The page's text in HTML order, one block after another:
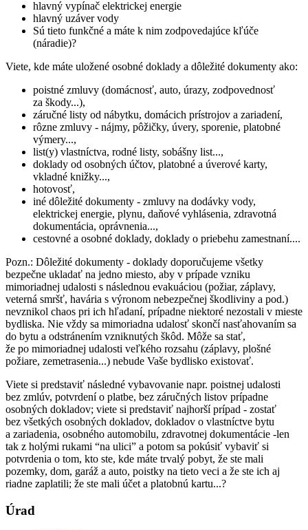
hlavný vypínač elektrickej energie
hlavný uzáver vody
Sú tieto funkčné a máte k nim zodpovedajúce kľúče
(náradie)?
Viete, kde máte uložené osobné doklady a dôležité dokumenty ako:
poistné zmluvy (domácnosť, auto, úrazy, zodpovednosť
za škody...),
záručné listy od nábytku, domácich prístrojov a zariadení,
rôzne zmluvy - nájmy, pôžičky, úvery, sporenie, platobné
výmery...,
list(y) vlastníctva, rodné listy, sobášny list...,
doklady od osobných účtov, platobné a úverové karty,
vkladné knižky...,
hotovosť,
iné dôležité dokumenty - zmluvy na dodávky vody,
elektrickej energie, plynu, daňové vyhlásenia, zdravotná
dokumentácia, oprávnenia...,
cestovné a osobné doklady, doklady o priebehu zamestnaní....
Pozn.: Dôležité dokumenty - doklady doporučujeme všetky
bezpečne ukladať na jedno miesto, aby v prípade vzniku
mimoriadnej udalosti s následnou evakuáciou (požiar, záplavy,
veterná smršť, havária s výronom nebezpečnej škodliviny a pod.)
nevznikol chaos pri ich hľadaní, prípadne niektoré nezostali v mieste
bydliska. Nie vždy sa mimoriadna udalosť skončí nasťahovaním sa
do bytu a odstránením vzniknutých škôd. Môže sa stať,
že po mimoriadnej udalosti veľkého rozsahu (záplavy, plošné
požiare, zemetrasenia...) nebude Vaše bydlisko existovať.
Viete si predstaviť následné vybavovanie napr. poistnej udalosti
bez zmlúv, potvrdení o platbe, bez záručných listov prípadne
osobných dokladov; viete si predstaviť najhorší prípad - zostať
bez všetkých osobných dokladov, dokladov o vlastníctve bytu
a zariadenia, osobného automobilu, zdravotnej dokumentácie -len
tak z holými rukami “na ulici” a potom sa pokúsiť vybaviť si
potvrdenia o tom, kto ste, kde máte trvalý pobyt, že ste mali
pozemky, dom, garáž a auto, poistky na tieto veci a že ste ich aj
riadne zaplatili; že ste mali účet a platobnú kartu...?
Úrad